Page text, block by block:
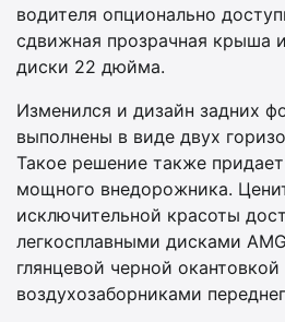
водителя опционально
сдвижная прозрачная крыша
диски 22 дюйма.
Изменился и дизайн задних
выполнены в виде двух
Такое решение также
мощного внедорожника.
исключительной красоты
легкосплавными дисками
глянцевой черной окантовкой
воздухозаборниками